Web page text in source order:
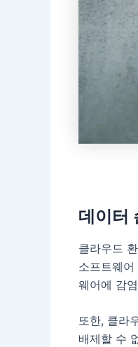
데이터
클라우드
소프트웨
웨어에 감
또한, 클라
배제할 수